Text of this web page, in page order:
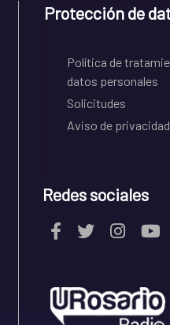
Protección de
Política de
datos personales
Solicitudes
Aviso de privacidad
Redes sociales